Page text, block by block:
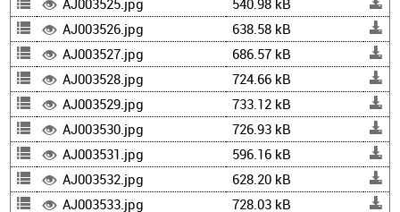
AJ003525.jpg
540.98 kB
AJ003526.jpg
638.58 kB
AJ003527.jpg
686.57 kB
AJ003528.jpg
724.66 kB
AJ003529.jpg
733.12 kB
AJ003530.jpg
726.93 kB
AJ003531.jpg
596.16 kB
AJ003532.jpg
628.20 kB
AJ003533.jpg
728.03 kB